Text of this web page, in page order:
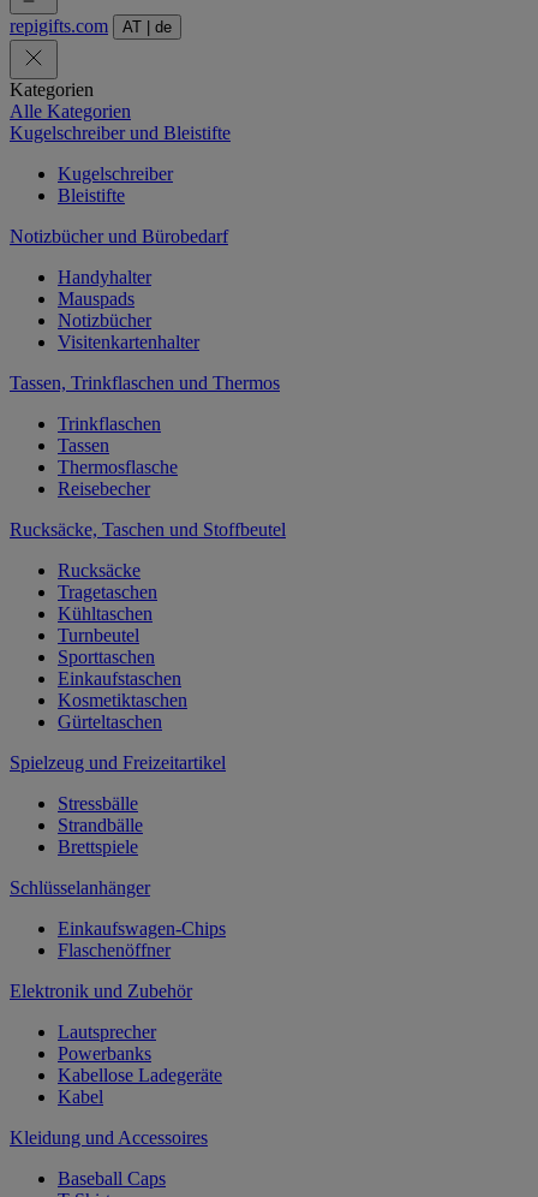
repigifts.com AT de
Kategorien
Alle Kategorien
Kugelschreiber und Bleistifte
Kugelschreiber
Bleistifte
Notizbücher und Bürobedarf
Handyhalter
Mauspads
Notizbücher
Visitenkartenhalter
Tassen, Trinkflaschen und Thermos
Trinkflaschen
Tassen
Thermosflasche
Reisebecher
Rucksäcke, Taschen und Stoffbeutel
Rucksäcke
Tragetaschen
Kühltaschen
Turnbeutel
Sporttaschen
Einkaufstaschen
Kosmetiktaschen
Gürteltaschen
Spielzeug und Freizeitartikel
Stressbälle
Strandbälle
Brettspiele
Schlüsselanhänger
Einkaufswagen-Chips
Flaschenöffner
Elektronik und Zubehör
Lautsprecher
Powerbanks
Kabellose Ladegeräte
Kabel
Kleidung und Accessoires
Baseball Caps